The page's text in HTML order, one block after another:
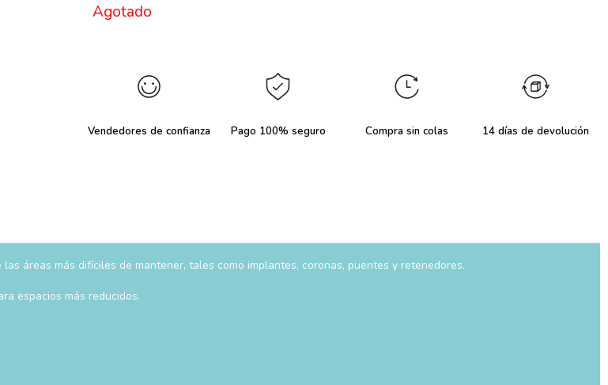
Agotado
Vendedores de confianza Pago 100% seguro Compra sin colas 14 días de devolución
áreas más difíciles de mantener, tales como implantes, coronas, puentes y retenedores.
espacios más reducidos.